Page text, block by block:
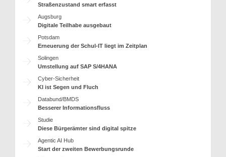
Straßenzustand smart erfasst
Augsburg
Digitale Teilhabe ausgebaut
Potsdam
Erneuerung der Schul-IT liegt im Zeitplan
Solingen
Umstellung auf SAP S/4HANA
Cyber-Sicherheit
KI ist Segen und Fluch
Databund/BMDS
Besserer Informationsfluss
Studie
Diese Bürgerämter sind digital spitze
Agentic AI Hub
Start der zweiten Bewerbungsrunde